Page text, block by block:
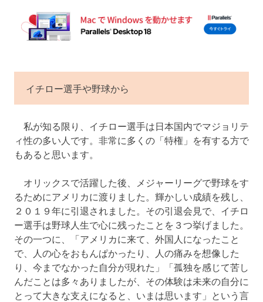
イチロー選手や野球から
私が知る限り、イチロー選手は日本国内でマジョリテ
ィ性の多い人です。非常に多くの「特権」を有する方で
もあると思います。
オリックスで活躍した後、メジャーリーグで野球をす
るためにアメリカに渡りました。輝かしい成績を残し、
２０１９年に引退されました。その引退会見で、イチロ
ー選手は野球人生で心に残ったことを３つ挙げました。
その一つに、「アメリカに来て、外国人になったこと
で、人の心をおもんぱかったり、人の痛みを想像した
り、今までなかった自分が現れた」「孤独を感じて苦し
んだことは多々ありましたが、その体験は未来の自分に
とって大きな支えになると、いまは思います」という言